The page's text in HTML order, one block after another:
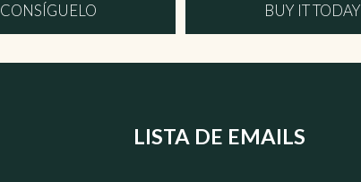
CONSÍGUELO BUY IT TODAY
LISTA DE EMAILS